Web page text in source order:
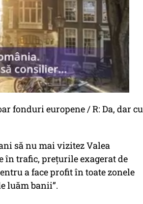
fonduri europene / R: Da, dar cu
să nu mai vizitez Valea
în trafic, prețurile exagerat de
a face profit în toate zonele
luăm banii”.